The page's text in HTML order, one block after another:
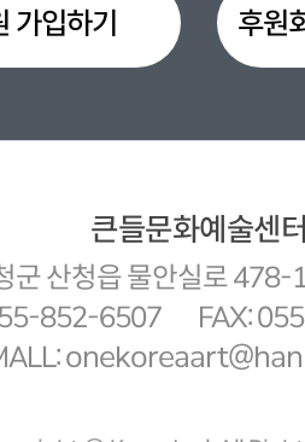
가입하기 후원
큰들문화예술센
군 산청읍 물안실로 478-
852-6507
FAX: